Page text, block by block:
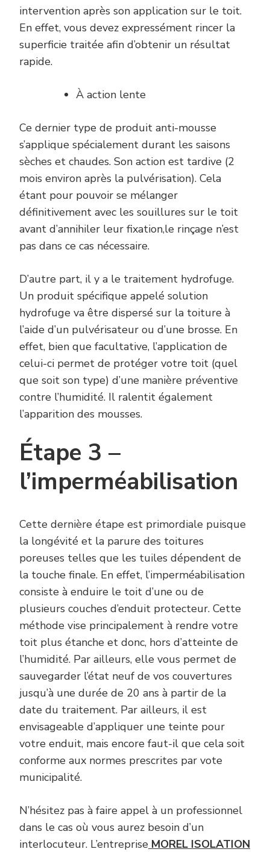
intervention après son application sur le toit.
En effet, vous devez expressément rincer la
superficie traitée afin d’obtenir un résultat
rapide.
À action lente
Ce dernier type de produit anti-mousse
s’applique spécialement durant les saisons
sèches et chaudes. Son action est tardive (2
mois environ après la pulvérisation). Cela
étant pour pouvoir se mélanger
définitivement avec les souillures sur le toit
avant d’annihiler leur fixation,le rinçage n’est
pas dans ce cas nécessaire.
D’autre part, il y a le traitement hydrofuge.
Un produit spécifique appelé solution
hydrofuge va être dispersé sur la toiture à
l’aide d’un pulvérisateur ou d’une brosse. En
effet, bien que facultative, l’application de
celui-ci permet de protéger votre toit (quel
que soit son type) d’une manière préventive
contre l’humidité. Il ralentit également
l’apparition des mousses.
Étape 3 –
l’imperméabilisation
Cette dernière étape est primordiale puisque
la longévité et la parure des toitures
poreuses telles que les tuiles dépendent de
la touche finale. En effet, l’imperméabilisation
consiste à enduire le toit d’une ou de
plusieurs couches d’enduit protecteur. Cette
méthode vise principalement à rendre votre
toit plus étanche et donc, hors d’atteinte de
l’humidité. Par ailleurs, elle vous permet de
sauvegarder l’état neuf de vos couvertures
jusqu’à une durée de 20 ans à partir de la
date du traitement. Par ailleurs, il est
envisageable d’appliquer une teinte pour
votre enduit, mais encore faut-il que cela soit
conforme aux normes prescrites par vote
municipalité.
N’hésitez pas à faire appel à un professionnel
dans le cas où vous aurez besoin d’un
interlocuteur. L’entreprise MOREL ISOLATION